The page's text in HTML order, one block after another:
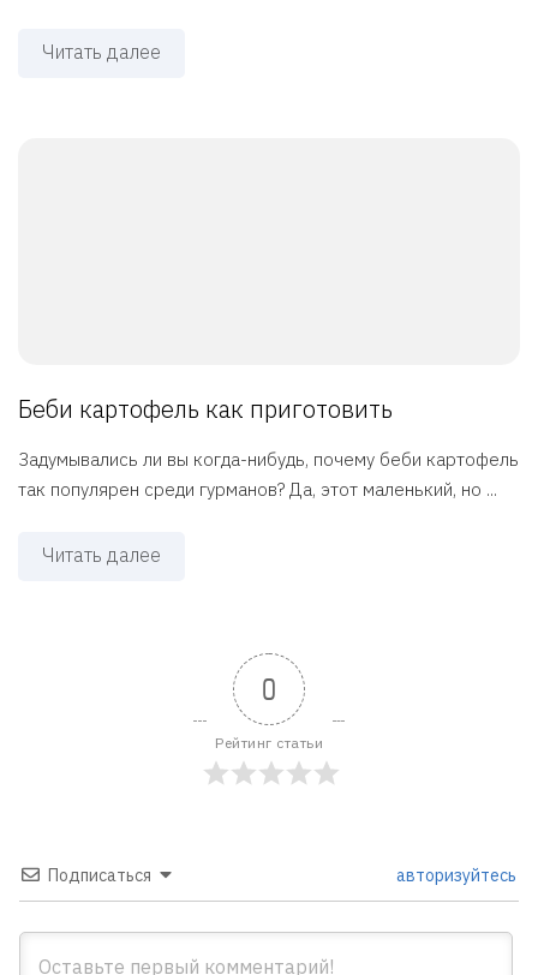
Читать далее
Беби картофель как приготовить
Задумывались ли вы когда-нибудь, почему беби картофель
так популярен среди гурманов? Да, этот маленький, но ...
Читать далее
0
Рейтинг статьи
Подписаться авторизуйтесь